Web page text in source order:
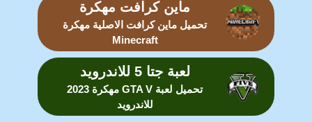
ماين كرافت مهكرة
تحميل ماين كرافت الاصلية مهكرة
Minecraft
لعبة جتا 5 للاندرويد
تحميل لعبة GTA V مهكرة 2023
للاندرويد